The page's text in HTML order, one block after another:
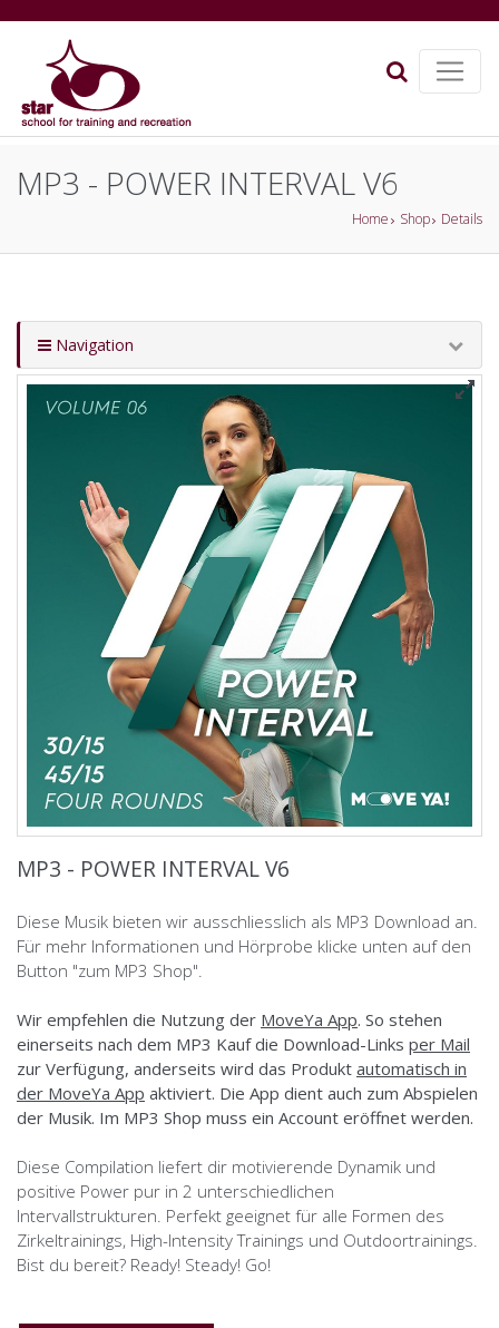
MP3 - POWER INTERVAL V6
Home Shop Details
Navigation
MP3 - POWER INTERVAL V6
Diese Musik bieten wir ausschliesslich als MP3 Download an.
Für mehr Informationen und Hörprobe klicke unten auf den
Button "zum MP3 Shop".
Wir empfehlen die Nutzung der MoveYa App. So stehen
einerseits nach dem MP3 Kauf die Download-Links per Mail
zur Verfügung, anderseits wird das Produkt automatisch in
der MoveYa App aktiviert. Die App dient auch zum Abspielen
der Musik. Im MP3 Shop muss ein Account eröffnet werden.
Diese Compilation liefert dir motivierende Dynamik und
positive Power pur in 2 unterschiedlichen
Intervallstrukturen. Perfekt geeignet für alle Formen des
Zirkeltrainings, High-Intensity Trainings und Outdoortrainings.
Bist du bereit? Ready! Steady! Go!